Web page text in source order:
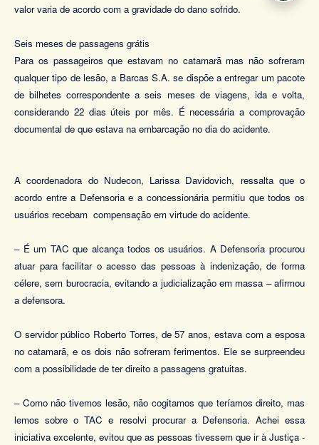
valor varia de acordo com a gravidade do dano sofrido.
Seis meses de passagens grátis
Para os passageiros que estavam no catamarã mas não sofreram
qualquer tipo de lesão, a Barcas S.A. se dispõe a entregar um pacote
de bilhetes correspondente a seis meses de viagens, ida e volta,
considerando 22 dias úteis por mês. É necessária a comprovação
documental de que estava na embarcação no dia do acidente.
A coordenadora do Nudecon, Larissa Davidovich, ressalta que o
acordo entre a Defensoria e a concessionária permitiu que todos os
usuários recebam compensação em virtude do acidente.
– É um TAC que alcança todos os usuários. A Defensoria procurou
atuar para facilitar o acesso das pessoas à indenização, de forma
célere, sem burocracia, evitando a judicialização em massa – afirmou
a defensora.
O servidor público Roberto Torres, de 57 anos, estava com a esposa
no catamarã, e os dois não sofreram ferimentos. Ele se surpreendeu
com a possibilidade de ter direito a passagens gratuitas.
– Como não tivemos lesão, não cogitamos que teríamos direito, mas
lemos sobre o TAC e resolvi procurar a Defensoria. Achei essa
iniciativa excelente, evitou que as pessoas tivessem que ir à Justiça -